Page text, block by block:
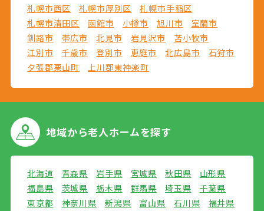
札幌市西区
札幌市厚別区
札幌市手稲区
札幌市清田区
函館市 小樽市 旭川市
室蘭市
釧路市
帯広市 北見市 岩見沢市
苫小牧市
江別市
千歳市 登別市 恵庭市 北広島市
石狩市
夕張郡栗山町
上川郡東神楽町
地域から老人ホームを探す
北海道 青森県 岩手県 宮城県 秋田県
山形県
福島県
茨城県 栃木県 群馬県 埼玉県
千葉県
東京都
神奈川県 新潟県 富山県 石川県
福井県